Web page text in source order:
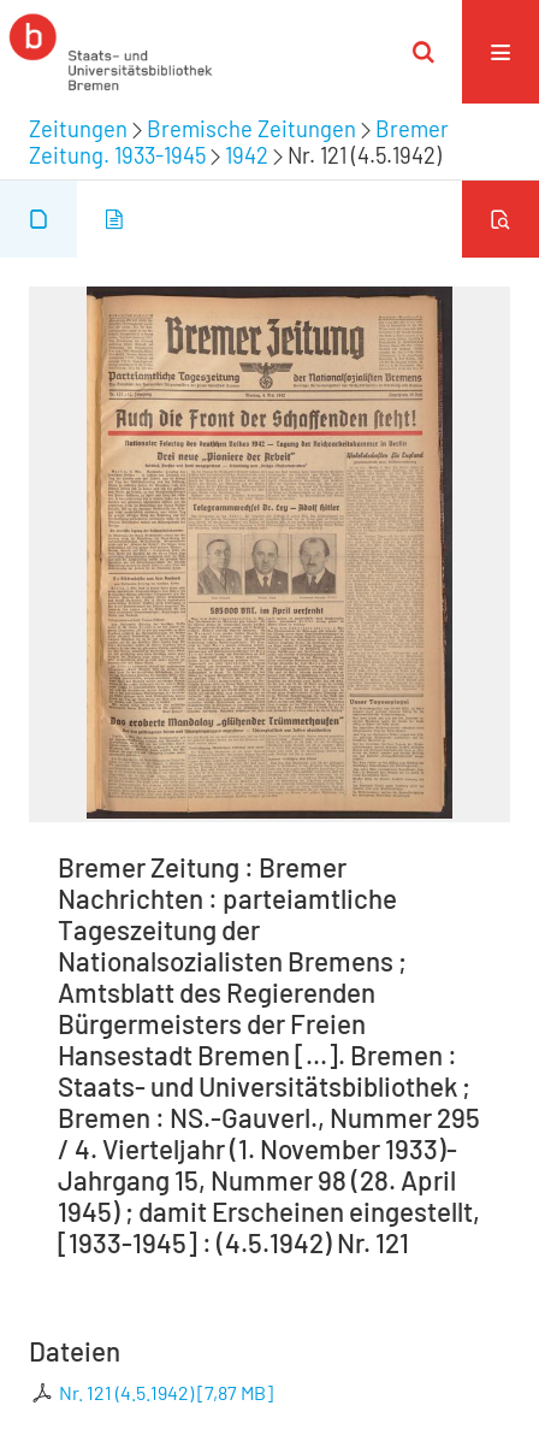
Zeitungen Bremische Zeitungen
Bremer
Zeitung. 1933-1945
1942 Nr. 121 (4.5.1942)
Bremer Zeitung : Bremer
Nachrichten : parteiamtliche
Tageszeitung der
Nationalsozialisten Bremens ;
Amtsblatt des Regierenden
Bürgermeisters der Freien
Hansestadt Bremen [...]. Bremen :
Staats- und Universitätsbibliothek ;
Bremen : NS.-Gauverl., Nummer 295
/ 4. Vierteljahr (1. November 1933)-
Jahrgang 15, Nummer 98 (28. April
1945) ; damit Erscheinen eingestellt,
[1933-1945] : (4.5.1942) Nr. 121
Dateien
Nr. 121 (4.5.1942)[7,87 MB]